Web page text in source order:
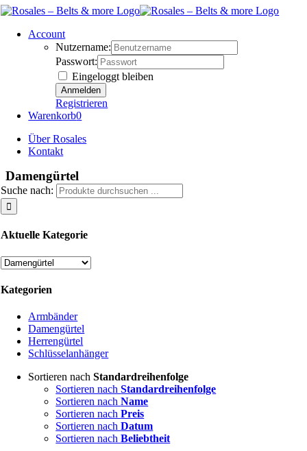
Account
Nutzername:
Passwort:
Eingeloggt bleiben
Registrieren
Warenkorb0
Über Rosales
Kontakt
Damengürtel
Suche nach:
Aktuelle Kategorie
Kategorien
Armbänder
Damengürtel
Herrengürtel
Schlüsselanhänger
Sortieren nachStandardreihenfolge
Sortieren nachStandardreihenfolge
Sortieren nachName
Sortieren nachPreis
Sortieren nachDatum
Sortieren nachBeliebtheit